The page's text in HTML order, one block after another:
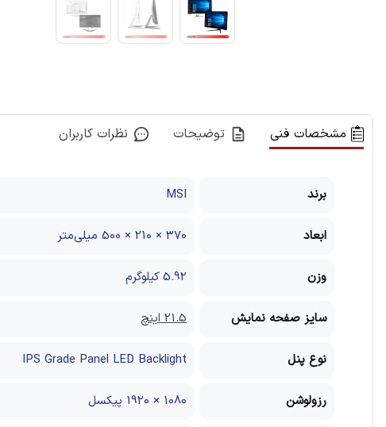
مشخصات فنی توضیحات نظرات کاربران
برند MSI
ابعاد 370 × 210 × 500 میلی‌متر
وزن 5.92 کیلوگرم
سایز صفحه نمایش 21.5 اینچ
نوع پنل IPS Grade Panel LED Backlight
رزولوشن 1080 × 1920 پیکسل